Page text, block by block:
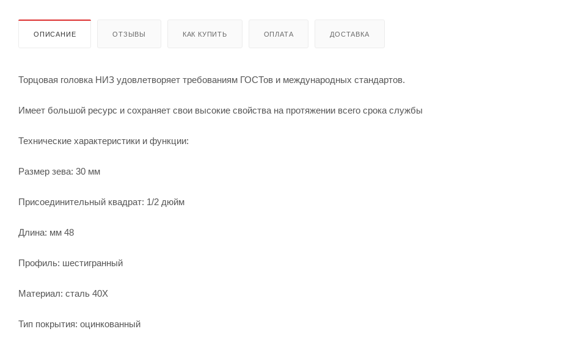
ОПИСАНИЕ ОТЗЫВЫ КАК КУПИТЬ ОПЛАТА ДОСТАВКА
Торцовая головка НИЗ удовлетворяет требованиям ГОСТов и международных стандартов.
Имеет большой ресурс и сохраняет свои высокие свойства на протяжении всего срока службы
Технические характеристики и функции:
Размер зева: 30 мм
Присоединительный квадрат: 1/2 дюйм
Длина: мм 48
Профиль: шестигранный
Материал: сталь 40Х
Тип покрытия: оцинкованный